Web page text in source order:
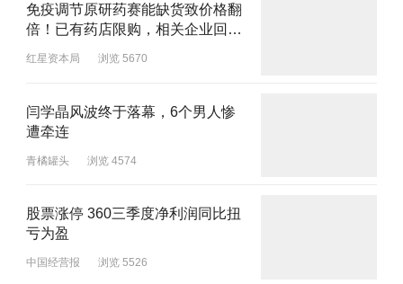
免疫调节原研药赛能缺货致价格翻
倍！已有药店限购，相关企业回
红星资本局 浏览 5670
闫学晶风波终于落幕，6个男人惨
遭牵连
青橘罐头 浏览 4574
股票涨停 360三季度净利润同比扭
亏为盈
中国经营报 浏览 5526